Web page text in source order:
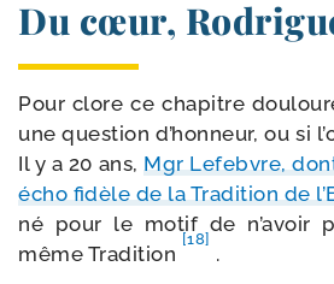
Du cœur,
Pour clore ce cha­pitre
une ques­tion d’hon­neur, ou si
Il y a 20 ans, Mgr Lefebvre,
écho fidèle de la Tradition de
né pour le motif de n’a­voir
même Tradition
[18]
.